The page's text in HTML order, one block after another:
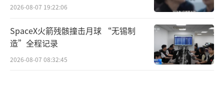
2026-08-07 19:22:06
SpaceX火箭残骸撞击月球 “无锡制
造”全程记录
2026-08-07 08:32:45